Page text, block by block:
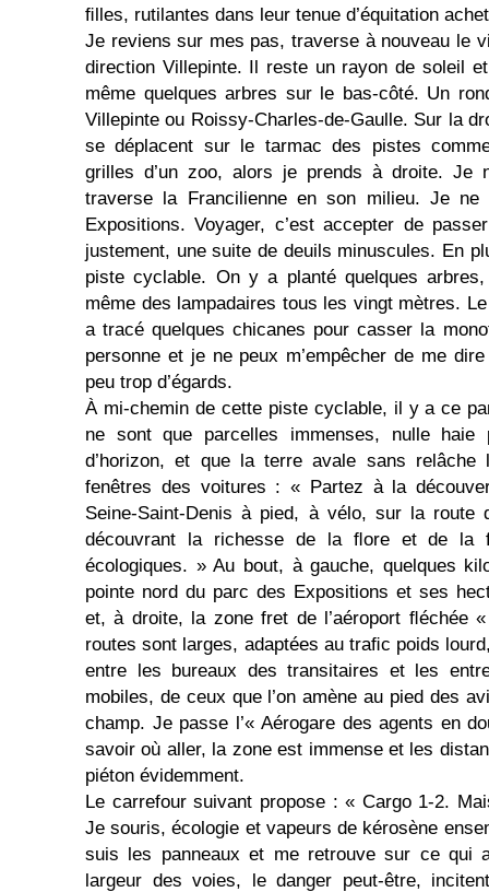
ﬁlles, rutilantes dans leur tenue d’équitation
Je reviens sur mes pas, traverse à nouveau le
direction Villepinte. Il reste un rayon de soleil
même quelques arbres sur le bas-côté. Un
Villepinte ou Roissy-Charles-de-Gaulle. Sur la
se déplacent sur le tarmac des pistes
grilles d’un zoo, alors je prends à droite. Je
traverse la Francilienne en son milieu. Je
Expositions. Voyager, c’est accepter de
justement, une suite de deuils minuscules. En
piste cyclable. On y a planté quelques
même des lampadaires tous les vingt mètres.
a tracé quelques chicanes pour casser la
personne et je ne peux m’empêcher de me
peu trop d’égards.
À mi-chemin de cette piste cyclable, il y a ce
ne sont que parcelles immenses, nulle haie
d’horizon, et que la terre avale sans
fenêtres des voitures : « Partez à la
Seine-Saint-Denis à pied, à vélo, sur la route
découvrant la richesse de la ﬂore et de la
écologiques. » Au bout, à gauche, quelques
pointe nord du parc des Expositions et ses
et, à droite, la zone fret de l’aéroport ﬂéchée
routes sont larges, adaptées au traﬁc poids
entre les bureaux des transitaires et les
mobiles, de ceux que l’on amène au pied des
champ. Je passe l’« Aérogare des agents en
savoir où aller, la zone est immense et les
piéton évidemment.
Le carrefour suivant propose : « Cargo 1-2.
Je souris, écologie et vapeurs de kérosène
suis les panneaux et me retrouve sur ce qui
largeur des voies, le danger peut-être,